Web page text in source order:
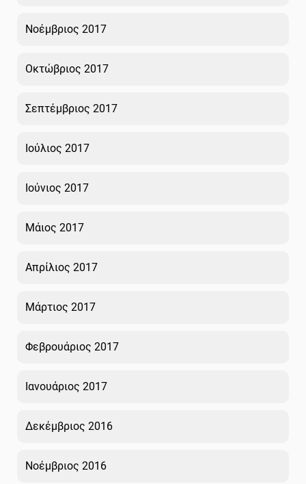
Νοέμβριος 2017
Οκτώβριος 2017
Σεπτέμβριος 2017
Ιούλιος 2017
Ιούνιος 2017
Μάιος 2017
Απρίλιος 2017
Μάρτιος 2017
Φεβρουάριος 2017
Ιανουάριος 2017
Δεκέμβριος 2016
Νοέμβριος 2016